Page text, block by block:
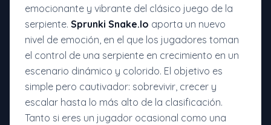
emocionante y vibrante del clásico juego de la
serpiente. Sprunki Snake.Io aporta un nuevo
nivel de emoción, en el que los jugadores toman
el control de una serpiente en crecimiento en un
escenario dinámico y colorido. El objetivo es
simple pero cautivador: sobrevivir, crecer y
escalar hasta lo más alto de la clasificación.
Tanto si eres un jugador ocasional como una